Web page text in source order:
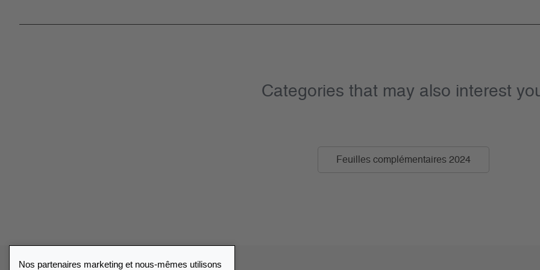
Categories that may also interest
Feuilles complémentaires 2024
Nos partenaires marketing et nous-mêmes utilisons